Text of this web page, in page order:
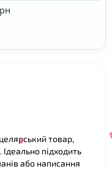
товар,
підходить
або написання